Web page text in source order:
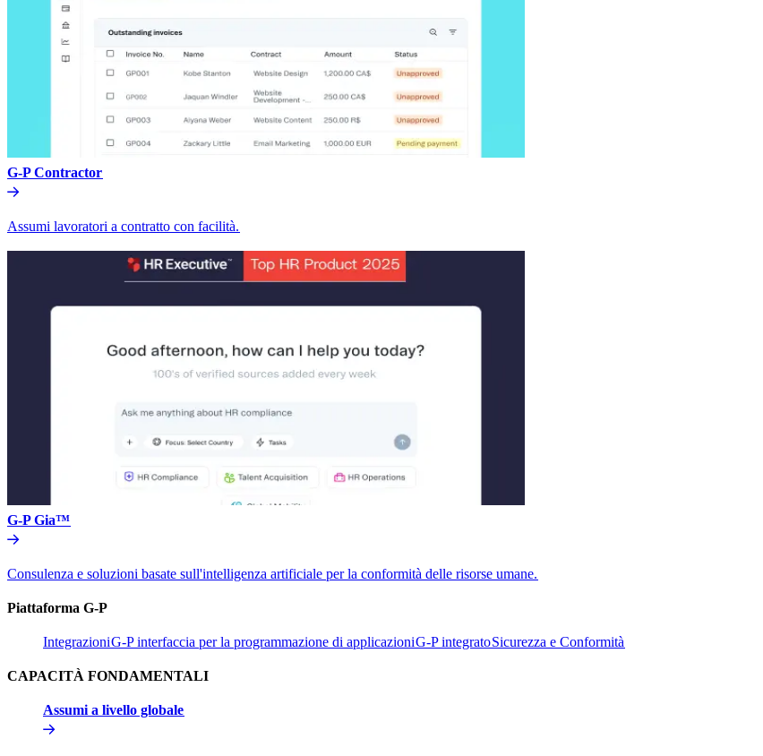
G-P Contractor​​
Assumi lavoratori a contratto con facilità.​​
G-P Gia™​​
Consulenza e soluzioni basate sull'intelligenza artificiale per la conformità delle risorse umane.​​
Piattaforma G-P​​
Integrazioni​​G-P interfaccia per la programmazione di applicazioni​​G-P integrato​​Sicurezza e Conformità​​
CAPACITÀ FONDAMENTALI​​
Assumi a livello globale​​